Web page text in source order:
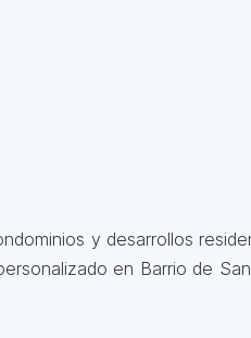
y desarrollos
en Barrio de